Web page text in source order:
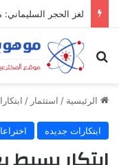
لغز الحجر السليماني:
بحث عن
الرئيسية / استثمار /
ابتكارات جديده